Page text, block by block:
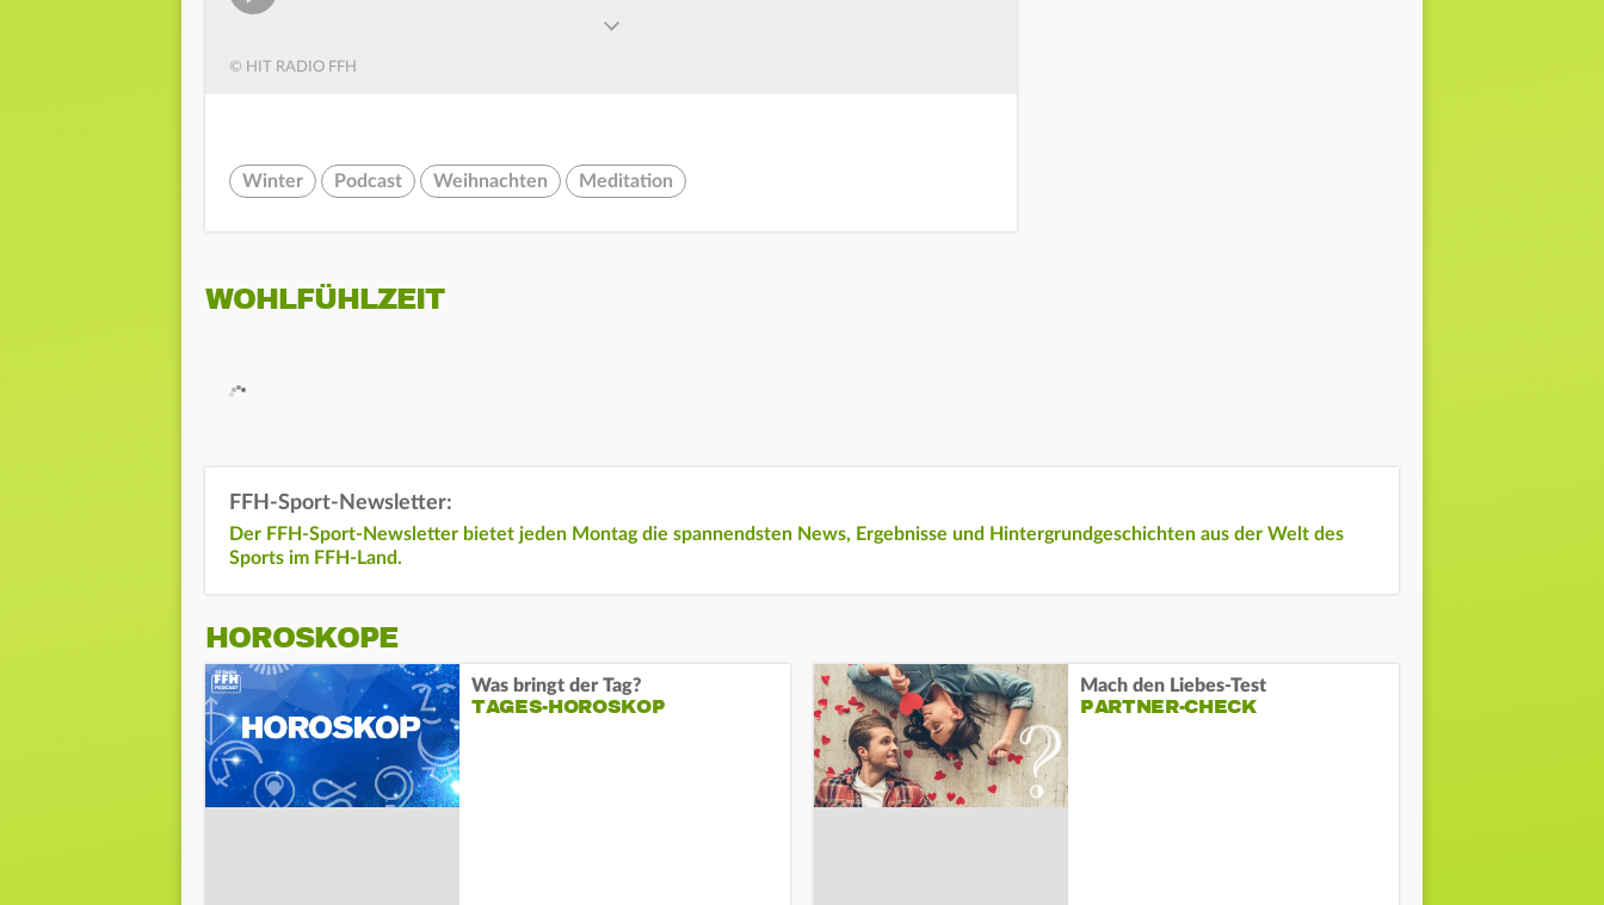
© HIT RADIO FFH
Winter Podcast Weihnachten Meditation
WOHLFÜHLZEIT
FFH-Sport-Newsletter:
Der FFH-Sport-Newsletter bietet jeden Montag die spannendsten News, Ergebnisse und Hintergrundgeschichten aus der Welt des
Sports im FFH-Land.
HOROSKOPE
Was bringt der Tag?
TAGES-HOROSKOP
Mach den Liebes-Test
PARTNER-CHECK